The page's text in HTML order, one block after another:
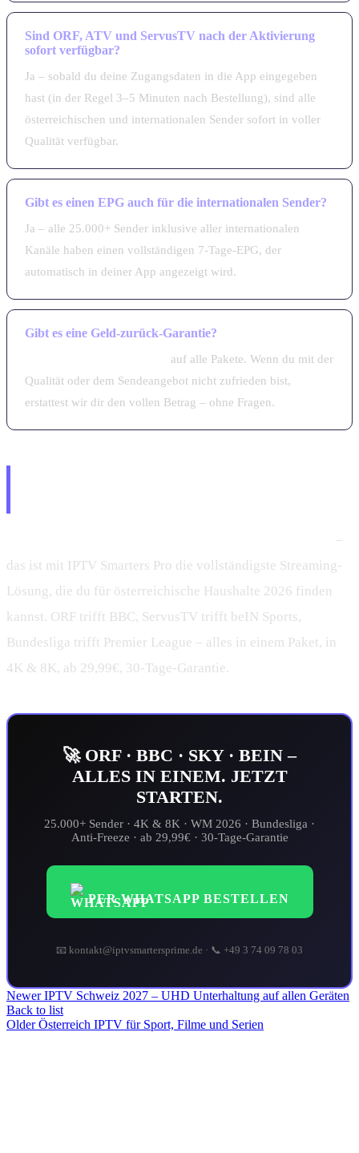
Sind ORF, ATV und ServusTV nach der Aktivierung
sofort verfügbar?
Ja – sobald du deine Zugangsdaten in die App eingegeben
hast (in der Regel 3–5 Minuten nach Bestellung), sind alle
österreichischen und internationalen Sender sofort in voller
Qualität verfügbar.
Gibt es einen EPG auch für die internationalen Sender?
Ja – alle 25.000+ Sender inklusive aller internationalen
Kanäle haben einen vollständigen 7-Tage-EPG, der
automatisch in deiner App angezeigt wird.
Gibt es eine Geld-zurück-Garantie?
auf alle Pakete. Wenn du mit der
Qualität oder dem Sendeangebot nicht zufrieden bist,
erstattest wir dir den vollen Betrag – ohne Fragen.
–
das ist mit IPTV Smarters Pro die vollständigste Streaming-
Lösung, die du für österreichische Haushalte 2026 finden
kannst. ORF trifft BBC, ServusTV trifft beIN Sports,
Bundesliga trifft Premier League – alles in einem Paket, in
4K & 8K, ab 29,99€, 30-Tage-Garantie.
🚀 ORF · BBC · SKY · BEIN –
ALLES IN EINEM. JETZT
STARTEN.
25.000+ Sender · 4K & 8K · WM 2026 · Bundesliga ·
Anti-Freeze · ab 29,99€ · 30-Tage-Garantie
PER WHATSAPP BESTELLEN
📧 kontakt@iptvsmartersprime.de · 📞 +49 3 74 09 78 03
Newer IPTV Schweiz 2027 – UHD Unterhaltung auf allen Geräten
Back to list
Older Österreich IPTV für Sport, Filme und Serien